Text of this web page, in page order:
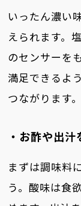
いったん濃い
えられます。
のセンサーを
満足できるよ
つながります。
・お酢や出
まずは調味料
う。酸味は食